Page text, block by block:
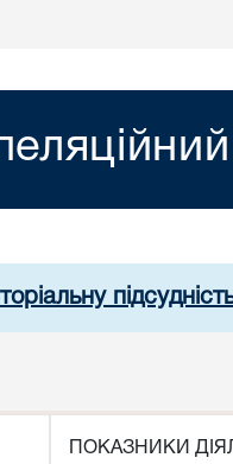
ПОКАЗНИКИ